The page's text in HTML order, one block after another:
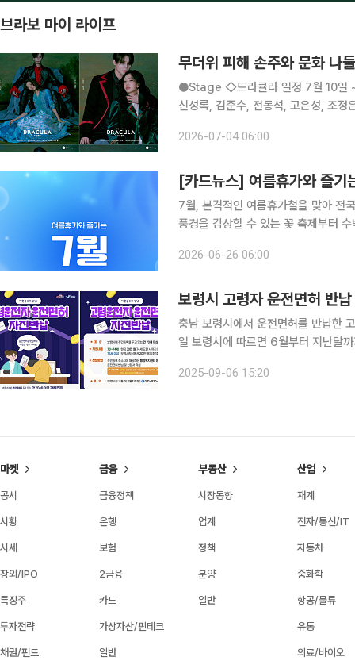
브라보 마이 라이프
무더위 피해 손주와 문화 나
●Stage ◇드라큘라 일정 7월 10일 ~ 10월 18일 장소 LG아트센터 서울 연출 데이빗 스완 출연
신성록, 김준수, 전동석, 고은성, 조
동안 단 한 사람만을 사랑한 드
2026-07-04 06:00
[카드뉴스] 여름휴가와 즐기
7월, 본격적인 여름휴가철을 맞아 전
풍경을 감상할 수 있는 꽃 축제부터
활용하기 좋다. 꽃길을 따라 천천히
2026-06-26 06:00
보령시 고령자 운전면허 반
충남 보령시에서 운전면허를 반납한
일 보령시에 따르면 6월부터 지난달
자가 운전면허를 자진 반납하면 지원
2025-09-06 15:20
마켓
공시
시황
시세
장외/IPO
특징주
투자전략
채권/펀드
금융
금융정책
은행
보험
2금융
카드
가상자산/핀테크
일반
부동산
시장동향
업계
정책
분양
일반
산업
재계
전자/통신/IT
자동차
중화학
항공/물류
유통
의료/바이오